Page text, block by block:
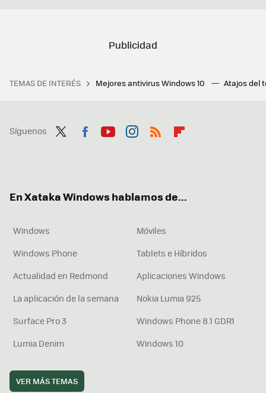
TEMAS DE INTERÉS Mejores antivirus Windows 10 Atajos del
Síguenos
En Xataka Windows hablamos de...
Windows
Móviles
Windows Phone
Tablets e Híbridos
Actualidad en Redmond
Aplicaciones Windows
La aplicación de la semana
Nokia Lumia 925
Surface Pro 3
Windows Phone 8.1 GDR1
Lumia Denim
Windows 10
VER MÁS TEMAS